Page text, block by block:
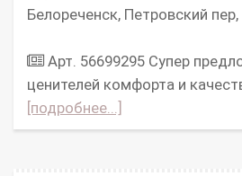
Белореченск, Петровский пер,
Арт. 56699295 Супер
ценителей комфорта и
[подробнее...]